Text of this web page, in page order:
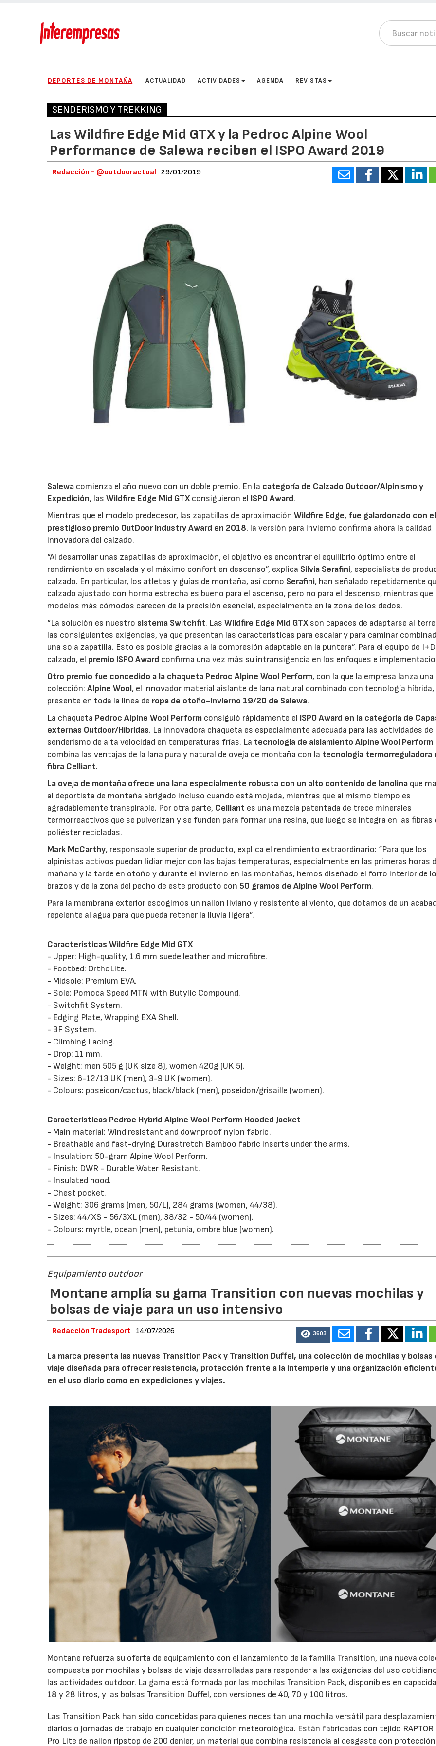
DEPORTES DE MONTAÑA ACTUALIDAD ACTIVIDADES AGENDA REVISTAS
SENDERISMO Y TREKKING
Las Wildfire Edge Mid GTX y la Pedroc Alpine Wool
Performance de Salewa reciben el ISPO Award 2019
Redacción - @outdooractual 29/01/2019
Salewa comienza el año nuevo con un doble premio. En la categoría de Calzado Outdoor/Alpinismo y
Expedición, lasWildfire Edge Mid GTXconsiguieron el ISPO Award.
Mientras que el modelo predecesor, las zapatillas de aproximaciónWildfire Edge, fue galardonado con el
prestigioso premio OutDoor Industry Award en 2018, la versión para invierno confirma ahora la calidad
innovadora del calzado.
“Al desarrollar unas zapatillas de aproximación, el objetivo es encontrar el equilibrio óptimo entre el
rendimiento en escalada y el máximo confort en descenso”, explica Silvia Serafini, especialista de
calzado. En particular, los atletas y guías de montaña, así como Serafini, han señalado repetidamente
calzado ajustado con horma estrecha es bueno para el ascenso, pero no para el descenso, mientras que
modelos más cómodos carecen de la precisión esencial, especialmente en la zona de los dedos.
“La solución es nuestro sistema Switchfit. LasWildfire Edge Mid GTXson capaces de adaptarse al
las consiguientes exigencias, ya que presentan las características para escalar y para caminar
una sola zapatilla. Esto es posible gracias a la compresión adaptable en la puntera”. Para el equipo de
calzado, el premio ISPO Award confirma una vez más su intransigencia en los enfoques e
Otro premio fue concedido a la chaqueta Pedroc Alpine Wool Perform, con la que la empresa lanza una
colección:Alpine Wool, el innovador material aislante de lana natural combinado con tecnología
presente en toda la línea de ropa de otoño-invierno 19/20 de Salewa.
La chaqueta Pedroc Alpine Wool Perform consiguió rápidamente el ISPO Award en la categoría de
externas Outdoor/Híbridas. La innovadora chaqueta es especialmente adecuada para las actividades de
senderismo de alta velocidad en temperaturas frías. La tecnología de aislamiento Alpine Wool Perform
combina las ventajas de la lana pura y natural de oveja de montaña con la tecnología termorreguladora
fibra Celliant.
La oveja de montaña ofrece una lana especialmente robusta con un alto contenido de lanolina que
al deportista de montaña abrigado incluso cuando está mojada, mientras que al mismo tiempo es
agradablemente transpirable. Por otra parte, Celliant es una mezcla patentada de trece minerales
termorreactivos que se pulverizan y se funden para formar una resina, que luego se integra en las fibras
poliéster recicladas.
Mark McCarthy, responsable superior de producto, explica el rendimiento extraordinario: “Para que los
alpinistas activos puedan lidiar mejor con las bajas temperaturas, especialmente en las primeras horas
mañana y la tarde en otoño y durante el invierno en las montañas, hemos diseñado el forro interior de
brazos y de la zona del pecho de este producto con 50 gramos de Alpine Wool Perform.
Para la membrana exterior escogimos un nailon liviano y resistente al viento, que dotamos de un
repelente al agua para que pueda retener la lluvia ligera”.
Características Wildfire Edge Mid GTX
- Upper: High-quality, 1.6 mm suede leather and microfibre.
- Footbed: OrthoLite.
- Midsole: Premium EVA.
- Sole: Pomoca Speed MTN with Butylic Compound.
- Switchfit System.
- Edging Plate, Wrapping EXA Shell.
- 3F System.
- Climbing Lacing.
- Drop: 11 mm.
- Weight: men 505 g (UK size 8), women 420g (UK 5).
- Sizes: 6-12/13 UK (men), 3-9 UK (women).
- Colours: poseidon/cactus, black/black (men), poseidon/grisaille (women).
Características Pedroc Hybrid Alpine Wool Perform Hooded Jacket
- Main material: Wind resistant and downproof nylon fabric.
- Breathable and fast-drying Durastretch Bamboo fabric inserts under the arms.
- Insulation: 50-gram Alpine Wool Perform.
- Finish: DWR - Durable Water Resistant.
- Insulated hood.
- Chest pocket.
- Weight: 306 grams (men, 50/L), 284 grams (women, 44/38).
- Sizes: 44/XS - 56/3XL (men), 38/32 - 50/44 (women).
- Colours: myrtle, ocean (men), petunia, ombre blue (women).
Equipamiento outdoor
Montane amplía su gama Transition con nuevas mochilas y
bolsas de viaje para un uso intensivo
Redacción Tradesport 14/07/2026 3603
La marca presenta las nuevas Transition Pack y Transition Duffel, una colección de mochilas y bolsas
viaje diseñada para ofrecer resistencia, protección frente a la intemperie y una organización
en el uso diario como en expediciones y viajes.
Montane refuerza su oferta de equipamiento con el lanzamiento de la familia Transition, una nueva
compuesta por mochilas y bolsas de viaje desarrolladas para responder a las exigencias del uso
las actividades outdoor. La gama está formada por las mochilas Transition Pack, disponibles en
18 y 28 litros, y las bolsas Transition Duffel, con versiones de 40, 70 y 100 litros.
Las Transition Pack han sido concebidas para quienes necesitan una mochila versátil para
diarios o jornadas de trabajo en cualquier condición meteorológica. Están fabricadas con tejido RAPTOR
Pro Lite de nailon ripstop de 200 denier, un material que combina resistencia al desgaste con